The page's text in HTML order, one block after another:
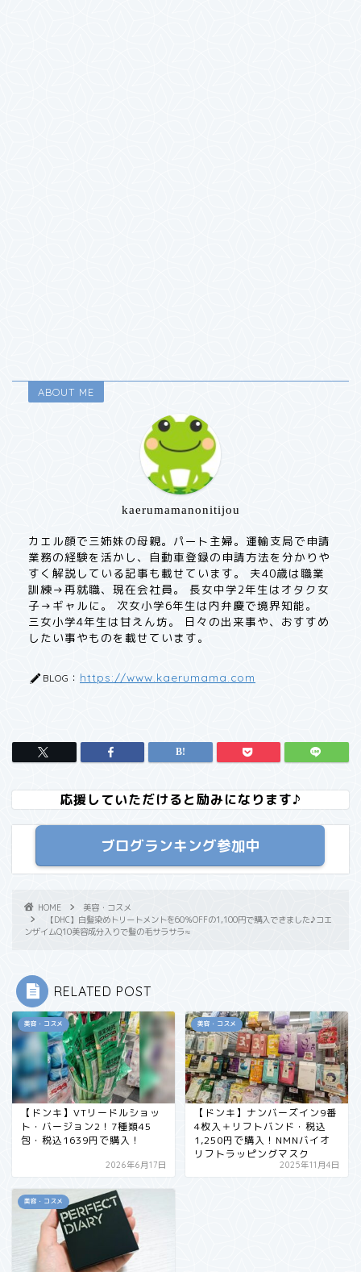
ABOUT ME
kaerumamanonitijou
カエル顔で三姉妹の母親。パート主婦。運輸支局で申請
業務の経験を活かし、自動車登録の申請方法を分かりや
すく解説している記事も載せています。 夫40歳は職業
訓練→再就職、現在会社員。 長女中学2年生はオタク女
子→ギャルに。 次女小学6年生は内弁慶で境界知能。
三女小学4年生は甘えん坊。 日々の出来事や、おすすめ
したい事やものを載せています。
BLOG： https://www.kaerumama.com
応援していただけると励みになります♪
ブログランキング参加中
HOME
美容・コスメ
【DHC】白髪染めトリートメントを60％OFFの1,100円で購入できました♪コエ
ンザイムQ10美容成分入りで髪の毛サラサラ≈
RELATED POST
美容・コスメ
【ドンキ】VTリードルショッ
ト・バージョン2！7種類45
包・税込1639円で購入！
2026年6月17日
美容・コスメ
【ドンキ】ナンバーズイン9番
4枚入＋リフトバンド・税込
1,250円で購入！NMNバイオ
リフトラッピングマスク
2025年11月4日
美容・コスメ